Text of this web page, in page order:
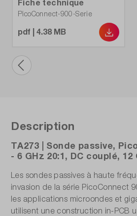
Fiche technique
PicoConnect-900-Serie
pdf | 4.38 MB
Description
TA273 | Sonde passive,
- 6 GHz 20:1, DC couplé, 12
Les sondes passives à haute
invasion de la série PicoConnect
les applications microondes et
utilisent une construction in-PCB